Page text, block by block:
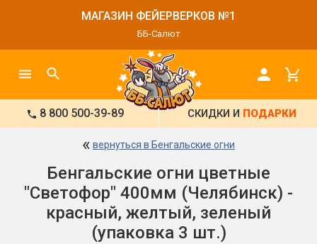
МАГАЗИН ФЕЙЕРВЕРКОВ №1
ББ-Салют
8 800 500-39-89 СКИДКИ И ПОДАРКИ
« вернуться в Бенгальские огни
Бенгальские огни цветные
"Светофор" 400мм (Челябинск) -
красный, желтый, зеленый
(упаковка 3 шт.)